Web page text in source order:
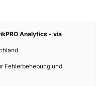
Analytics - via
Fehlerbehebung und